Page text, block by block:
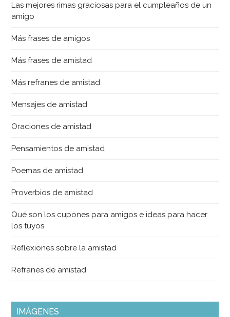
Las mejores rimas graciosas para el cumpleaños de un
amigo
Más frases de amigos
Más frases de amistad
Más refranes de amistad
Mensajes de amistad
Oraciones de amistad
Pensamientos de amistad
Poemas de amistad
Proverbios de amistad
Qué son los cupones para amigos e ideas para hacer
los tuyos
Reflexiones sobre la amistad
Refranes de amistad
IMÁGENES